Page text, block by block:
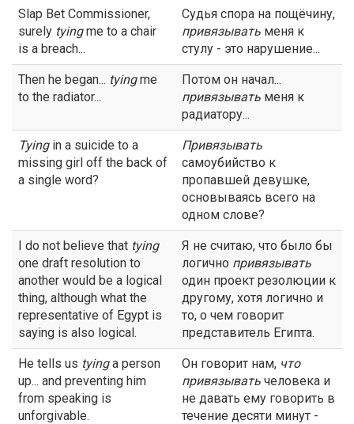
Slap Bet Commissioner,
surely tyingme to a chair
is a breach...
Судья спора на пощёчину,
привязывать меня к
стулу - это нарушение...
Then he began... tyingme
to the radiator...
Потом он начал...
привязывать меня к
радиатору...
Tyingin a suicide to a
missing girl off the back of
a single word?
Привязывать
самоубийство к
пропавшей девушке,
основываясь всего на
одном слове?
I do not believe that tying
one draft resolution to
another would be a logical
thing, although what the
representative of Egypt is
saying is also logical.
Я не считаю, что было бы
логично привязывать
один проект резолюции к
другому, хотя логично и
то, о чем говорит
представитель Египта.
He tells us tyinga person
up... and preventing him
from speaking is
unforgivable.
Он говорит нам, что
привязывать человека и
не давать ему говорить в
течение десяти минут -